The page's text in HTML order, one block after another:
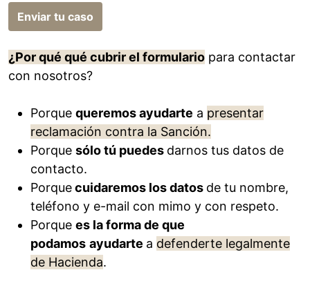
Enviar tu caso
¿Por qué qué cubrir el formulario para contactar
con nosotros?
Porque queremos ayudarte a presentar
reclamación contra la Sanción.
Porque sólo tú puedes darnos tus datos de
contacto.
Porquecuidaremos los datos de tu nombre,
teléfono y e-mail con mimo y con respeto.
Porque es la forma de que
podamos ayudarte a defenderte legalmente
de Hacienda.